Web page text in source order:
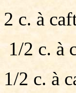
2 c. à
1/2 c. à
1/2 c. à